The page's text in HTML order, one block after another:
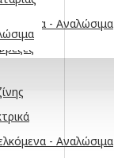
- Αναλώσιμα
- Αναλώσιμα